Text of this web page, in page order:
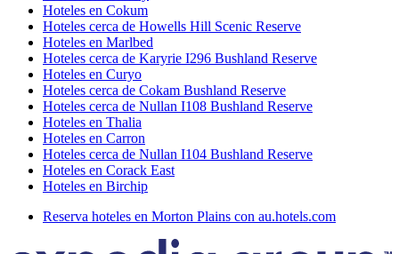
Hoteles en Cokum
Hoteles cerca de Howells Hill Scenic Reserve
Hoteles en Marlbed
Hoteles cerca de Karyrie I296 Bushland Reserve
Hoteles en Curyo
Hoteles cerca de Cokam Bushland Reserve
Hoteles cerca de Nullan I108 Bushland Reserve
Hoteles en Thalia
Hoteles en Carron
Hoteles cerca de Nullan I104 Bushland Reserve
Hoteles en Corack East
Hoteles en Birchip
Reserva hoteles en Morton Plains con au.hotels.com